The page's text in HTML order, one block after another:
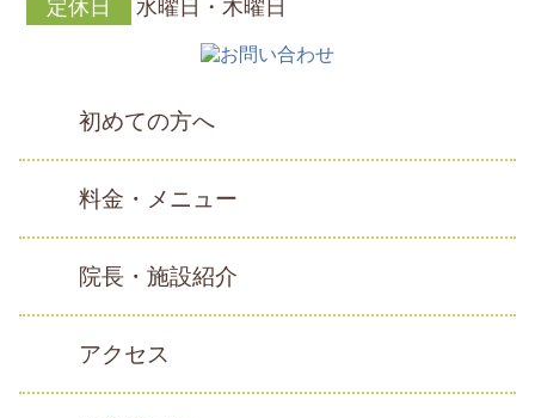
定休日 水曜日・木曜日
初めての方へ
料金・メニュー
院長・施設紹介
アクセス